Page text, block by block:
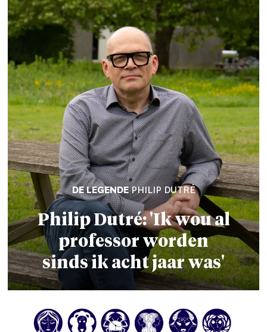
DE LEGENDEPHILIP DUTRÉ
Philip Dutré: 'Ik wou al
professor worden
sinds ik acht jaar was'